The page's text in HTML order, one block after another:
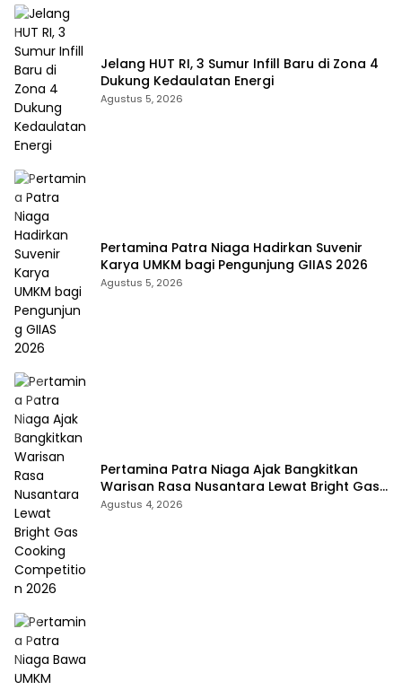
Jelang HUT RI, 3 Sumur Infill Baru di Zona 4
Dukung Kedaulatan Energi
Agustus 5, 2026
Pertamina Patra Niaga Hadirkan Suvenir
Karya UMKM bagi Pengunjung GIIAS 2026
Agustus 5, 2026
Pertamina Patra Niaga Ajak Bangkitkan
Warisan Rasa Nusantara Lewat Bright Gas
Cooking Competition 2026
Agustus 4, 2026